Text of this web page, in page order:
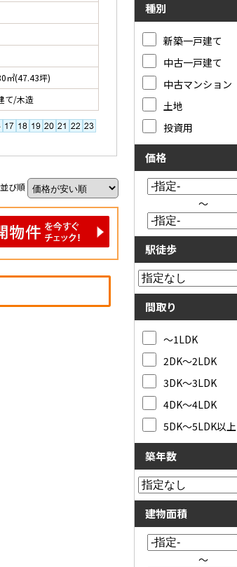
㎡(47.43坪)
て/木造
並び順
種別
新築一戸建て
中古一戸建て
中古マンション
土地
投資用
価格
～
駅徒歩
間取り
～1LDK
2DK～2LDK
3DK～3LDK
4DK～4LDK
5DK～5LDK以上
築年数
建物面積
～